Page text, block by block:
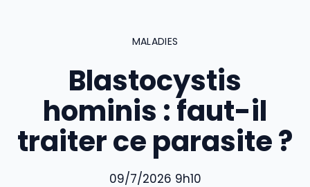
MALADIES
Blastocystis
hominis : faut-il
traiter ce parasite ?
09/7/2026 9h10